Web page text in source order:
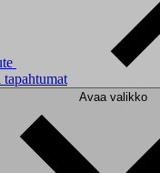
Avaa valikko